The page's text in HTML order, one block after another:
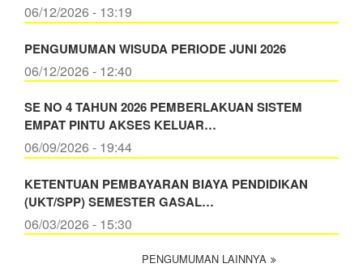
06/12/2026 - 13:19
PENGUMUMAN WISUDA PERIODE JUNI 2026
06/12/2026 - 12:40
SE NO 4 TAHUN 2026 PEMBERLAKUAN SISTEM
EMPAT PINTU AKSES KELUAR…
06/09/2026 - 19:44
KETENTUAN PEMBAYARAN BIAYA PENDIDIKAN
(UKT/SPP) SEMESTER GASAL…
06/03/2026 - 15:30
PENGUMUMAN LAINNYA